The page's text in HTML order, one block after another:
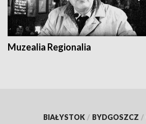
Muzealia Regionalia
BIAŁYSTOK / BYDGOSZCZ /